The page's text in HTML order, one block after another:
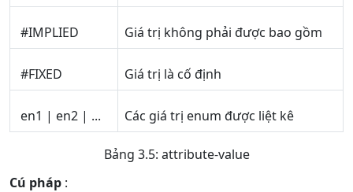
#IMPLIED Giá trị không phải được bao gồm
#FIXED Giá trị là cố định
en1 | en2 | ... Các giá trị enum được liệt kê
Bảng 3.5: attribute-value
Cú pháp :